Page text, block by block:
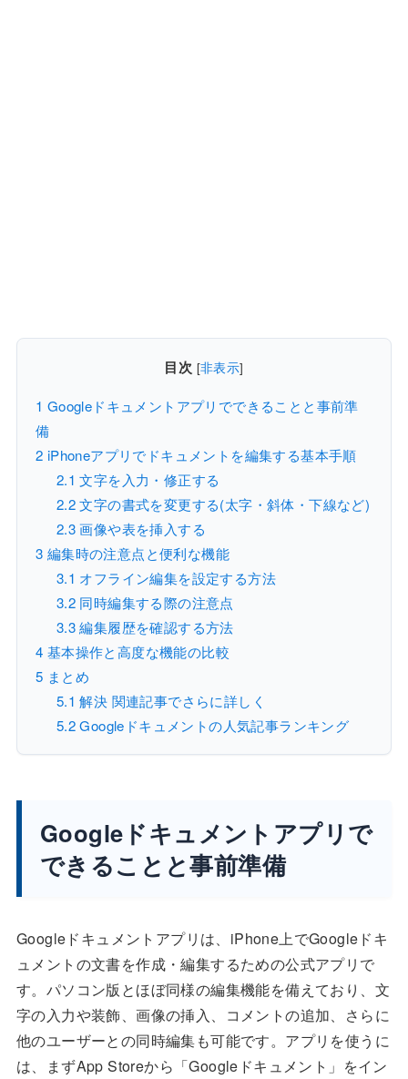
目次 [非表示]
1 Googleドキュメントアプリでできることと事前準
備
2 iPhoneアプリでドキュメントを編集する基本手順
2.1 文字を入力・修正する
2.2文字の書式を変更する(太字・斜体・下線など)
2.3画像や表を挿入する
3 編集時の注意点と便利な機能
3.1 オフライン編集を設定する方法
3.2同時編集する際の注意点
3.3編集履歴を確認する方法
4 基本操作と高度な機能の比較
5 まとめ
5.1 解決 関連記事でさらに詳しく
5.2Googleドキュメントの人気記事ランキング
Googleドキュメントアプリで
できることと事前準備
Googleドキュメントアプリは、iPhone上でGoogleドキ
ュメントの文書を作成・編集するための公式アプリで
す。パソコン版とほぼ同様の編集機能を備えており、文
字の入力や装飾、画像の挿入、コメントの追加、さらに
他のユーザーとの同時編集も可能です。アプリを使うに
は、まずApp Storeから「Googleドキュメント」をイン